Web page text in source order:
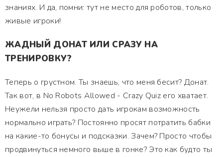
знаниях. И да, помни: тут не место для роботов, только
живые игроки!
ЖАДНЫЙ ДОНАТ ИЛИ СРАЗУ НА
ТРЕНИРОВКУ?
Теперь о грустном. Ты знаешь, что меня бесит? Донат.
Так вот, в No Robots Allowed - Crazy Quiz его хватает.
Неужели нельзя просто дать игрокам возможность
нормально играть? Постоянно просят потратить бабки
на какие-то бонусы и подсказки. Зачем? Просто чтобы
продвинуться немного выше в гонке? Это как будто ты